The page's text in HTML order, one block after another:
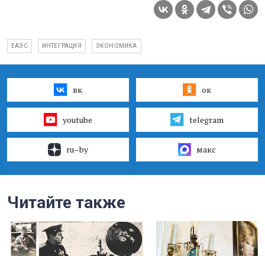
ЕАЭС ИНТЕГРАЦИЯ ЭКОНОМИКА
вк ок
youtube telegram
ru–by макс
Читайте также